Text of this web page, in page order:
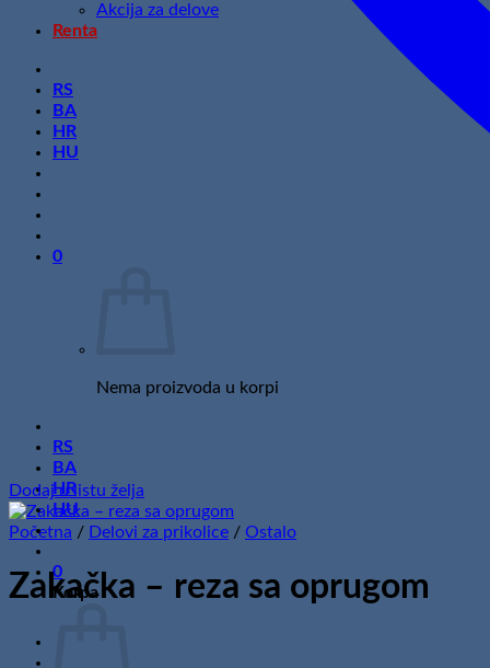
Akcija za delove
Renta
RS
BA
HR
HU
0
Nema proizvoda u korpi
RS
BA
HR
HU
0
Korpa
Dodaj u listu želja
Početna / Delovi za prikolice / Ostalo
Zakačka – reza sa oprugom